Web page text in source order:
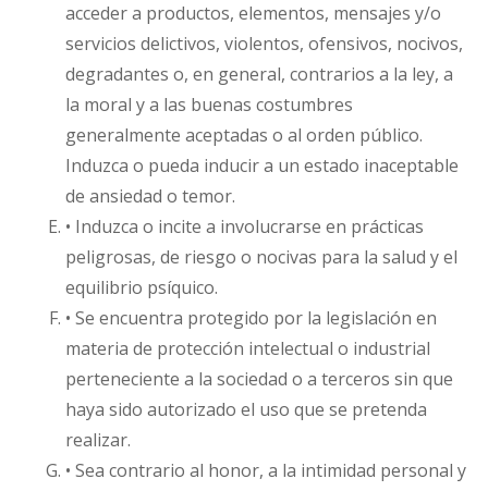
acceder a productos, elementos, mensajes y/o
servicios delictivos, violentos, ofensivos, nocivos,
degradantes o, en general, contrarios a la ley, a
la moral y a las buenas costumbres
generalmente aceptadas o al orden público.
Induzca o pueda inducir a un estado inaceptable
de ansiedad o temor.
• Induzca o incite a involucrarse en prácticas
peligrosas, de riesgo o nocivas para la salud y el
equilibrio psíquico.
• Se encuentra protegido por la legislación en
materia de protección intelectual o industrial
perteneciente a la sociedad o a terceros sin que
haya sido autorizado el uso que se pretenda
realizar.
• Sea contrario al honor, a la intimidad personal y